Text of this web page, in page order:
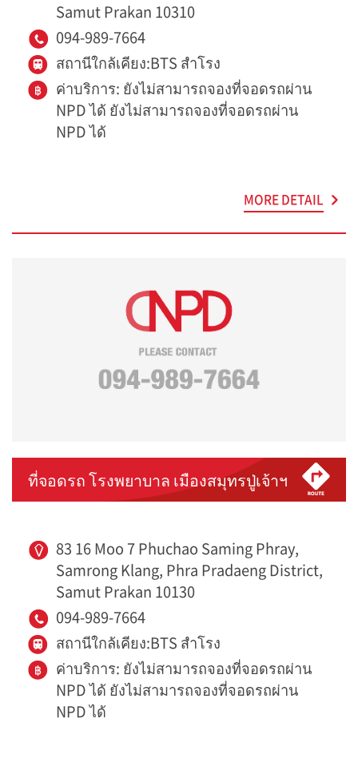
Samut Prakan 10310
094-989-7664
สถานีใกล้เคียง:BTS สำโรง
ค่าบริการ: ยังไม่สามารถจองที่จอดรถผ่าน
NPD ได้ ยังไม่สามารถจองที่จอดรถผ่าน
NPD ได้
MORE DETAIL
ที่จอดรถ โรงพยาบาล เมืองสมุทรปู่เจ้าฯ
83 16 Moo 7 Phuchao Saming Phray,
Samrong Klang, Phra Pradaeng District,
Samut Prakan 10130
094-989-7664
สถานีใกล้เคียง:BTS สำโรง
ค่าบริการ: ยังไม่สามารถจองที่จอดรถผ่าน
NPD ได้ ยังไม่สามารถจองที่จอดรถผ่าน
NPD ได้